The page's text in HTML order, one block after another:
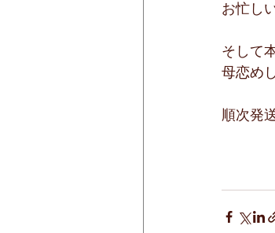
お忙し
そして
母恋め
順次発